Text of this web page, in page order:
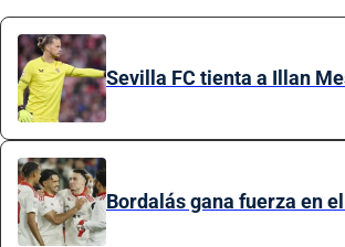
Sevilla FC tienta a Illan
Bordalás gana fuerza en